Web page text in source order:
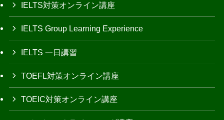
IELTS対策オンライン講座
IELTS Group Learning Experience
IELTS 一日講習
TOEFL対策オンライン講座
TOEIC対策オンライン講座